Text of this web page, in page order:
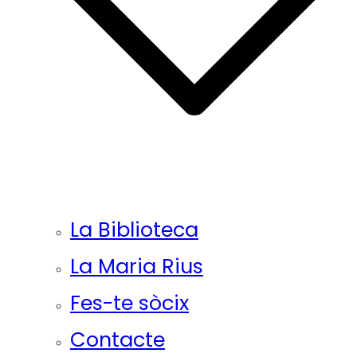
La Biblioteca
La Maria Rius
Fes-te sòcix
Contacte